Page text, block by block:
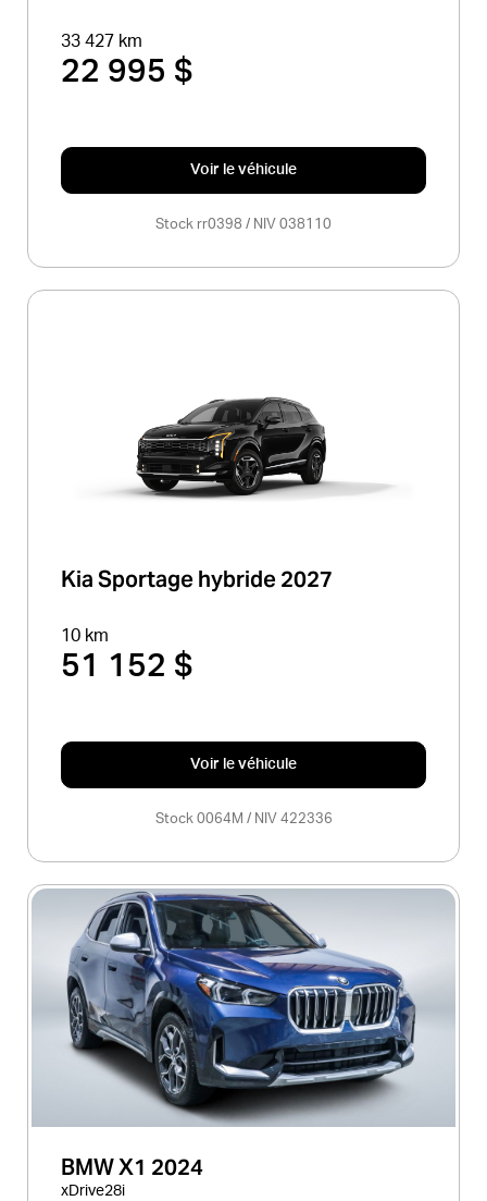
33 427 km
22 995 $
Voir le véhicule
Stock rr0398 / NIV 038110
Kia Sportage hybride 2027
10 km
51 152 $
Voir le véhicule
Stock 0064M / NIV 422336
BMW X1 2024
xDrive28i
du-Québec)